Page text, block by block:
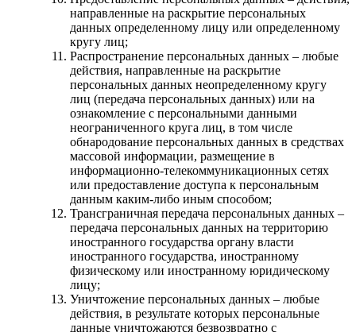
направленные на раскрытие персональных
данных определенному лицу или определенному
кругу лиц;
Распространение персональных данных – любые
действия, направленные на раскрытие
персональных данных неопределенному кругу
лиц (передача персональных данных) или на
ознакомление с персональными данными
неограниченного круга лиц, в том числе
обнародование персональных данных в средствах
массовой информации, размещение в
информационно-телекоммуникационных сетях
или предоставление доступа к персональным
данным каким-либо иным способом;
Трансграничная передача персональных данных –
передача персональных данных на территорию
иностранного государства органу власти
иностранного государства, иностранному
физическому или иностранному юридическому
лицу;
Уничтожение персональных данных – любые
действия, в результате которых персональные
данные уничтожаются безвозвратно с